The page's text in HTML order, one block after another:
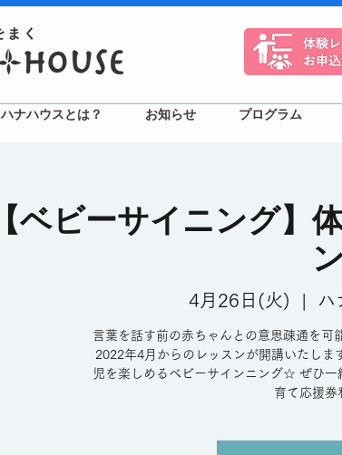
ハナハウスとは？ お知らせ プログラム
【ベビーサイニング】
4月26日(火) ハ
言葉を話す前の赤ちゃんとの意思疎通を可
2022年4月からのレッスンが開講いたしま
児を楽しめるベビーサインニング☆ ぜひ
育て応援